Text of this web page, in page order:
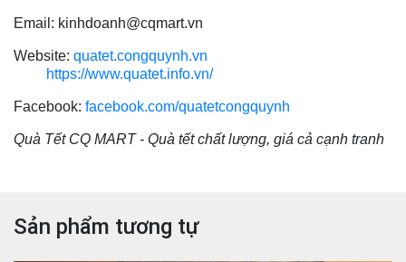
Email: kinhdoanh@cqmart.vn
Website: quatet.congquynh.vn
https://www.quatet.info.vn/
Facebook: facebook.com/quatetcongquynh
Quà Tết CQ MART - Quà tết chất lượng, giá cả cạnh tranh
Sản phẩm tương tự